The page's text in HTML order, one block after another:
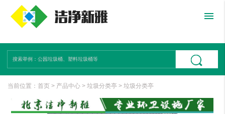
menu
当前位置： 首页> 产品中心> 垃圾分类亭> 垃圾分类亭